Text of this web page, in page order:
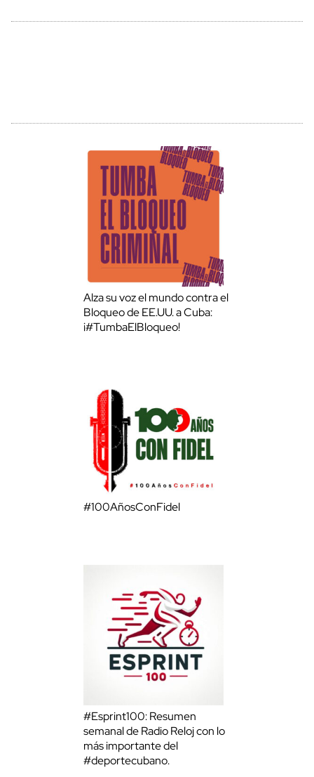
Alza su voz el mundo contra el
Bloqueo de EE.UU. a Cuba:
¡#TumbaElBloqueo!
#100AñosConFidel
#Esprint100: Resumen
semanal de Radio Reloj con lo
más importante del
#deportecubano.